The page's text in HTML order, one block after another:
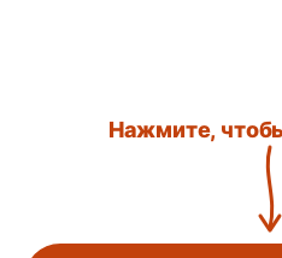
Нажмите,